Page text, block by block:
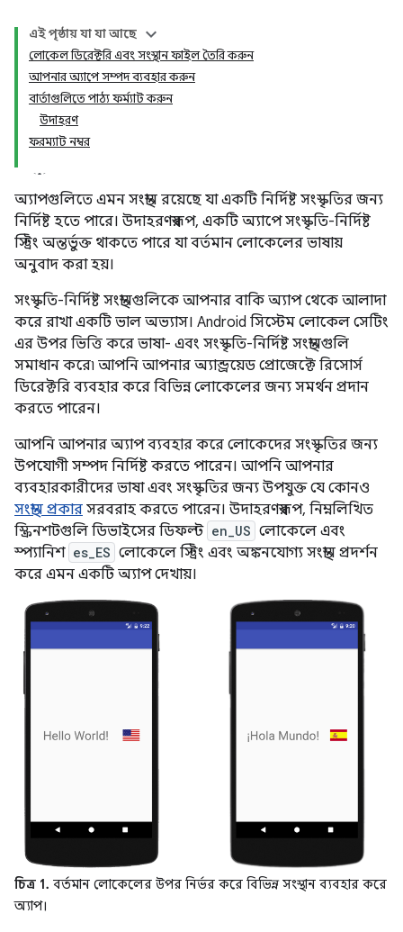
এই পৃষ্ঠায় যা যা আছে
লোকেল ডিরেক্টরি এবং সংস্থান ফাইল তৈরি করুন
আপনার অ্যাপে সম্পদ ব্যবহার করুন
বার্তাগুলিতে পাঠ্য ফর্ম্যাট করুন
উদাহরণ
ফরম্যাট নম্বর
অ্যাপগুলিতে এমন সংস্থান রয়েছে যা একটি নির্দিষ্ট সংস্কৃতির জন্য
নির্দিষ্ট হতে পারে। উদাহরণস্বরূপ, একটি অ্যাপে সংস্কৃতি-নির্দিষ্ট
স্ট্রিং অন্তর্ভুক্ত থাকতে পারে যা বর্তমান লোকেলের ভাষায়
অনুবাদ করা হয়।
সংস্কৃতি-নির্দিষ্ট সংস্থানগুলিকে আপনার বাকি অ্যাপ থেকে আলাদা
করে রাখা একটি ভাল অভ্যাস। Android সিস্টেম লোকেল সেটিং
এর উপর ভিত্তি করে ভাষা- এবং সংস্কৃতি-নির্দিষ্ট সংস্থানগুলি
সমাধান করে৷ আপনি আপনার অ্যান্ড্রয়েড প্রোজেক্টে রিসোর্স
ডিরেক্টরি ব্যবহার করে বিভিন্ন লোকেলের জন্য সমর্থন প্রদান
করতে পারেন।
আপনি আপনার অ্যাপ ব্যবহার করে লোকেদের সংস্কৃতির জন্য
উপযোগী সম্পদ নির্দিষ্ট করতে পারেন। আপনি আপনার
ব্যবহারকারীদের ভাষা এবং সংস্কৃতির জন্য উপযুক্ত যে কোনও
সংস্থান প্রকার সরবরাহ করতে পারেন। উদাহরণস্বরূপ, নিম্নলিখিত
স্ক্রিনশটগুলি ডিভাইসের ডিফল্ট en_US লোকেলে এবং
স্প্যানিশ es_ES লোকেলে স্ট্রিং এবং অঙ্কনযোগ্য সংস্থান প্রদর্শন
করে এমন একটি অ্যাপ দেখায়।
চিত্র 1. বর্তমান লোকেলের উপর নির্ভর করে বিভিন্ন সংস্থান ব্যবহার করে
অ্যাপ।